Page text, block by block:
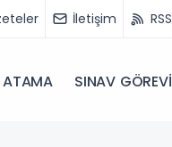
İletişim RSS
ATAMA SINAV GÖREVİ